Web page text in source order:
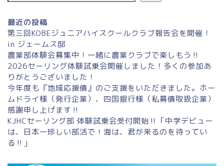
最近の投稿
第三回KOBEジュニアハイスクールクラブ報告会を開催！
in ジェームス邸
農業部体験会募集中！一緒に農業クラブで楽しもう‼
2026セーリング体験試乗会開催しました！多くの参加あ
りがとうございました！
今年度も『地域応援債』のご支援をいただきました。ホー
ムドライ様（発行企業）、四国銀行様（私募債取扱企業）
感謝申し上げます‼
KJHCセーリング部 体験試乗会受付開始‼「中学デビュー
は、日本一珍しい部活で！海は、君が来るのを待ってい
る‼」